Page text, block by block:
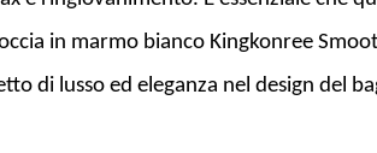
in marmo bianco Kingkonree
di lusso ed eleganza nel design del